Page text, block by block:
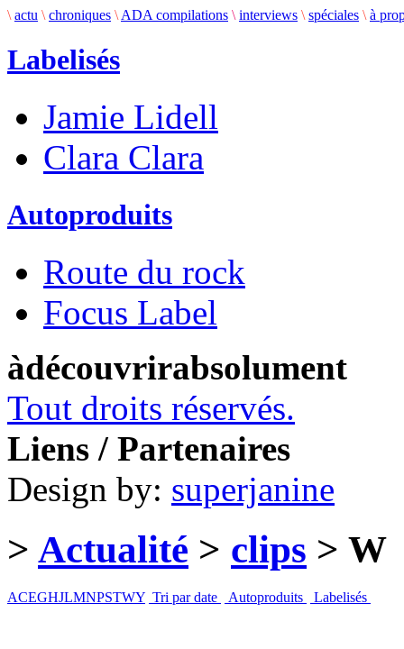
\ actu \ chroniques \ ADA compilations \ interviews \ spéciales \ à
Labelisés
Jamie Lidell
Clara Clara
Autoproduits
Route du rock
Focus Label
àdécouvrirabsolument
Tout droits réservés.
Liens / Partenaires
Design by: superjanine
> Actualité > clips > W
ACEGHJLMNPSTWY Tri par date Autoproduits Labelisés